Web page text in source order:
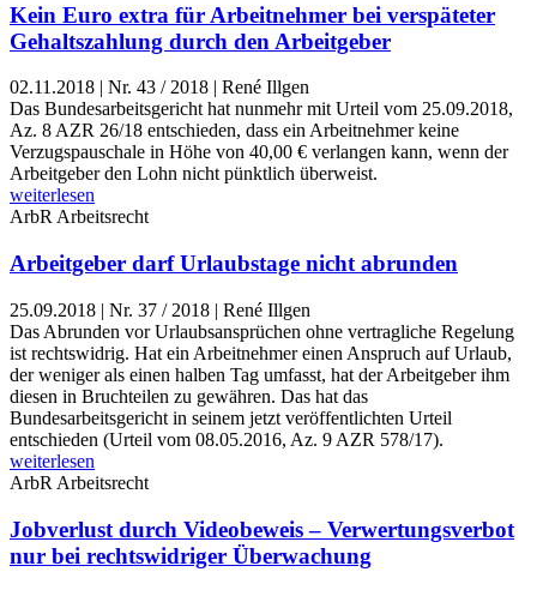
Kein Euro extra für Arbeitnehmer bei verspäteter
Gehaltszahlung durch den Arbeitgeber
02.11.2018
Nr. 43 / 2018 | René Illgen
Das Bundesarbeitsgericht hat nunmehr mit Urteil vom 25.09.2018,
Az. 8 AZR 26/18 entschieden, dass ein Arbeitnehmer keine
Verzugspauschale in Höhe von 40,00 € verlangen kann, wenn der
Arbeitgeber den Lohn nicht pünktlich überweist.
weiterlesen
ArbRArbeitsrecht
Arbeitgeber darf Urlaubstage nicht abrunden
25.09.2018 | Nr. 37 / 2018 | René Illgen
Das Abrunden vor Urlaubsansprüchen ohne vertragliche Regelung
ist rechtswidrig. Hat ein Arbeitnehmer einen Anspruch auf Urlaub,
der weniger als einen halben Tag umfasst, hat der Arbeitgeber ihm
diesen in Bruchteilen zu gewähren. Das hat das
Bundesarbeitsgericht in seinem jetzt veröffentlichten Urteil
entschieden (Urteil vom 08.05.2016, Az. 9 AZR 578/17).
weiterlesen
ArbR Arbeitsrecht
Jobverlust durch Videobeweis – Verwertungsverbot
nur bei rechtswidriger Überwachung